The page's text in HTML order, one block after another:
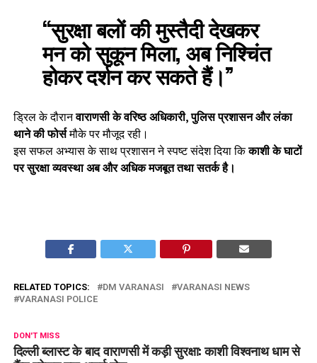
“सुरक्षा बलों की मुस्तैदी देखकर
मन को सुकून मिला, अब निश्चिंत
होकर दर्शन कर सकते हैं।”
ड्रिल के दौरानवाराणसी के वरिष्ठ अधिकारी, पुलिस प्रशासन और लंका
थाने की फोर्समौके पर मौजूद रही।
इस सफल अभ्यास के साथ प्रशासन ने स्पष्ट संदेश दिया किकाशी के घाटों
पर सुरक्षा व्यवस्था अब और अधिक मजबूत तथा सतर्क है।
RELATED TOPICS: DM VARANASI
VARANASI NEWS
VARANASI POLICE
DON'T MISS
दिल्ली ब्लास्ट के बाद वाराणसी में कड़ी सुरक्षा: काशी विश्वनाथ धाम से